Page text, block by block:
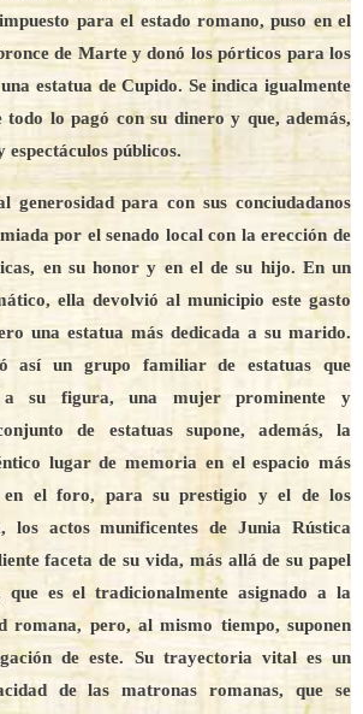
para el estado romano, puso en el
de Marte y donó los pórticos para los
estatua de Cupido. Se indica igualmente
lo pagó con su dinero y que, además,
públicos.
generosidad para con sus conciudadanos
por el senado local con la erección de
en su honor y en el de su hijo. En un
ella devolvió al municipio este gasto
una estatua más dedicada a su marido.
así un grupo familiar de estatuas que
su figura, una mujer prominente y
de estatuas supone, además, la
lugar de memoria en el espacio más
el foro, para su prestigio y el de los
los actos munificentes de Junia Rústica
faceta de su vida, más allá de su papel
que es el tradicionalmente asignado a la
romana, pero, al mismo tiempo, suponen
de este. Su trayectoria vital es un
de las matronas romanas, que se